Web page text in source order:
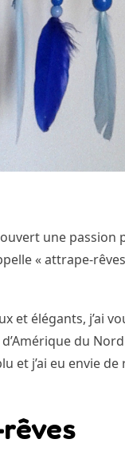
une passion
« attrape-
et élégants, j’ai
du
et j’ai eu envie